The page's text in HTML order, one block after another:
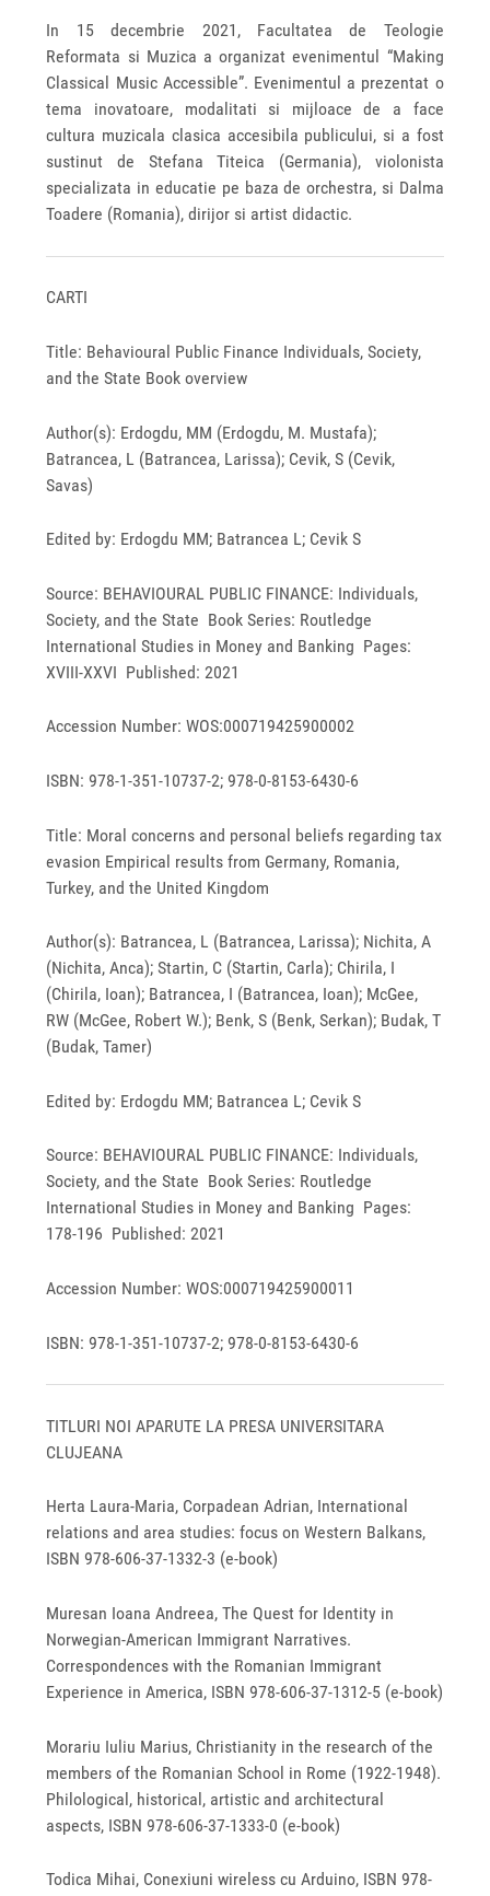
In 15 decembrie 2021, Facultatea de Teologie
Reformata si Muzica a organizat evenimentul “Making
Classical Music Accessible”. Evenimentul a prezentat o
tema inovatoare, modalitati si mijloace de a face
cultura muzicala clasica accesibila publicului, si a fost
sustinut de Stefana Titeica (Germania), violonista
specializata in educatie pe baza de orchestra, si Dalma
Toadere (Romania), dirijor si artist didactic.
CARTI
Title: Behavioural Public Finance Individuals, Society,
and the State Book overview
Author(s): Erdogdu, MM (Erdogdu, M. Mustafa);
Batrancea, L (Batrancea, Larissa); Cevik, S (Cevik,
Savas)
Edited by: Erdogdu MM; Batrancea L; Cevik S
Source: BEHAVIOURAL PUBLIC FINANCE: Individuals,
Society, and the State Book Series: Routledge
International Studies in Money and Banking Pages:
XVIII-XXVI Published: 2021
Accession Number: WOS:000719425900002
ISBN: 978-1-351-10737-2; 978-0-8153-6430-6
Title: Moral concerns and personal beliefs regarding tax
evasion Empirical results from Germany, Romania,
Turkey, and the United Kingdom
Author(s): Batrancea, L (Batrancea, Larissa); Nichita, A
(Nichita, Anca); Startin, C (Startin, Carla); Chirila, I
(Chirila, Ioan); Batrancea, I (Batrancea, Ioan); McGee,
RW (McGee, Robert W.); Benk, S (Benk, Serkan); Budak, T
(Budak, Tamer)
Edited by: Erdogdu MM; Batrancea L; Cevik S
Source: BEHAVIOURAL PUBLIC FINANCE: Individuals,
Society, and the State Book Series: Routledge
International Studies in Money and Banking Pages:
178-196 Published: 2021
Accession Number: WOS:000719425900011
ISBN: 978-1-351-10737-2; 978-0-8153-6430-6
TITLURI NOI APARUTE LA PRESA UNIVERSITARA
CLUJEANA
Herta Laura-Maria, Corpadean Adrian, International
relations and area studies: focus on Western Balkans,
ISBN 978‐606‐37‐1332‐3 (e-book)
Muresan Ioana Andreea, The Quest for Identity in
Norwegian-American Immigrant Narratives.
Correspondences with the Romanian Immigrant
Experience in America, ISBN 978-606-37-1312-5 (e-book)
Morariu Iuliu Marius, Christianity in the research of the
members of the Romanian School in Rome (1922-1948).
Philological, historical, artistic and architectural
aspects, ISBN 978-606-37-1333-0 (e-book)
Todica Mihai, Conexiuni wireless cu Arduino, ISBN 978-